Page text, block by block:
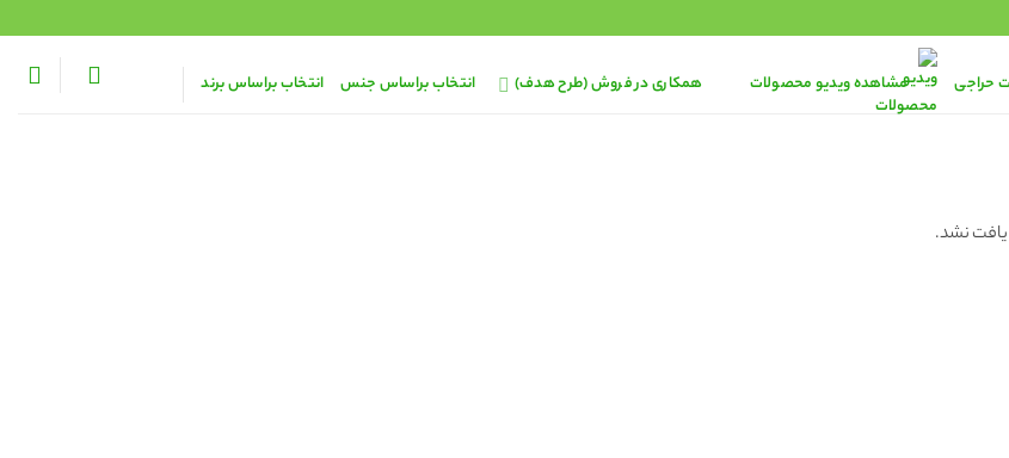
حراجی مشاهده ویدیو محصولات همکاری در فروش (طرح هدف) انتخاب براساس جنس انتخاب براساس برند
نشد.